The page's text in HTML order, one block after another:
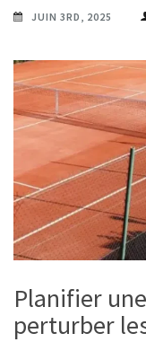
JUIN 3RD, 2025
Planifier
perturber